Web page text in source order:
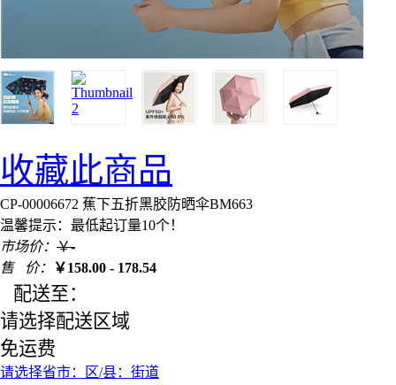
收藏此商品
CP-00006672 蕉下五折黑胶防晒伞BM663
温馨提示：最低起订量10个！
市场价： ￥-
售 价：
￥158.00 - 178.54
配送至：
请选择配送区域
免运费
请选择省市： 区/县： 街道